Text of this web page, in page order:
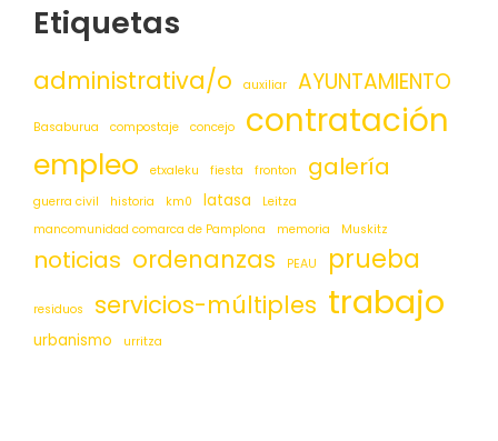
Etiquetas
administrativa/o auxiliar AYUNTAMIENTO
Basaburua compostaje concejo contratación
empleo etxaleku fiesta fronton galería
guerra civil historia km0 latasa
Leitza
mancomunidad comarca de Pamplona
memoria Muskitz
noticias ordenanzas PEAU prueba
residuos servicios-múltiples trabajo
urbanismo urritza